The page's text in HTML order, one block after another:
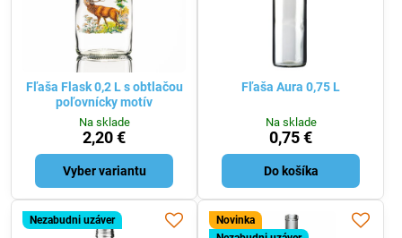
Fľaša Flask 0,2 L s obtlačou
poľovnícky motív
Na sklade
2,20 €
Vyber variantu
Fľaša Aura 0,75 L
Na sklade
0,75 €
Do košíka
Nezabudni uzáver
Novinka